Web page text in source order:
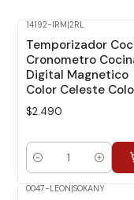
14192-IRM 2RL
Temporizador
Cronometro
Digital Magnetico
Color Celeste
$2.490
Cantidad
0047-LEON SOKANY